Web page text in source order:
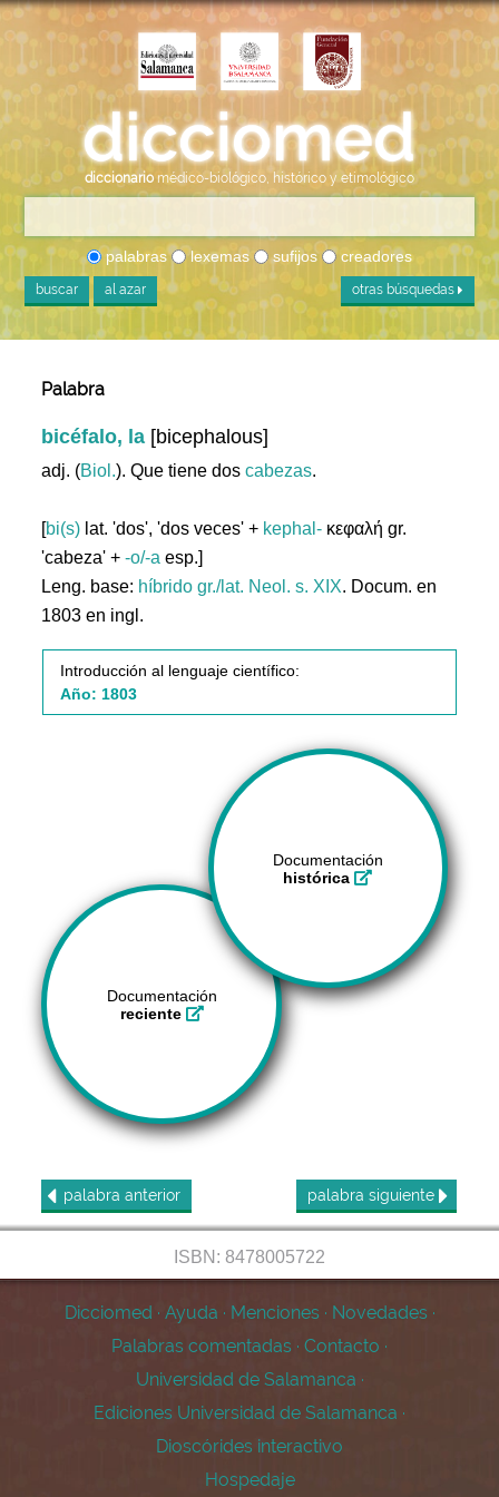
diccionario médico-biológico, histórico y etimológico
palabras lexemas sufijos creadores
buscar al azar otras búsquedas
Palabra
bicéfalo, la [bicephalous]
adj. (Biol.). Que tiene doscabezas.
[bi(s) lat. 'dos', 'dos veces' + kephal- κεφαλή gr.
'cabeza' +-o/-a esp.]
Leng. base: híbrido gr./lat. Neol. s. XIX. Docum. en
1803 en ingl.
Introducción al lenguaje científico:
Año: 1803
Documentación
histórica
Documentación
reciente
palabra anterior palabra siguiente
ISBN: 8478005722
Dicciomed · Ayuda · Menciones · Novedades ·
Palabras comentadas · Contacto ·
Universidad de Salamanca ·
Ediciones Universidad de Salamanca ·
Dioscórides interactivo
Hospedaje